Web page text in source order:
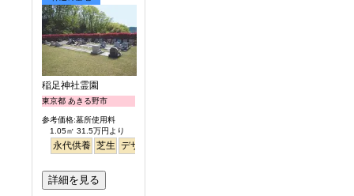
稲足神社霊園
東京都 あきる野市
参考価格:墓所使用料
1.05㎡ 31.5万円より
永代供養 芝生 デザイン
詳細を見る